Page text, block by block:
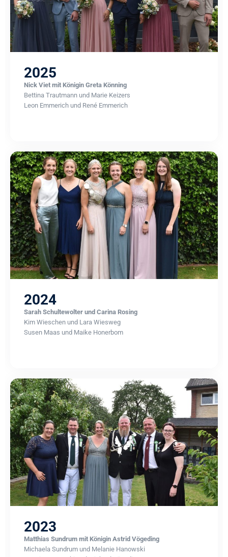
2025
Nick Viet mit Königin Greta Könning
Bettina Trautmann und Marie Keizers
Leon Emmerich und René Emmerich
2024
Sarah Schultewolter und Carina Rosing
Kim Wieschen und Lara Wiesweg
Susen Maas und Maike Honerbom
2023
Matthias Sundrum mit Königin Astrid Vögeding
Michaela Sundrum und Melanie Hanowski